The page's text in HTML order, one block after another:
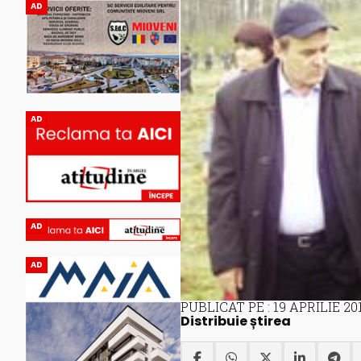
AD
AD
AD
AD
PUBLICAT PE : 19 APRILIE
Distribuie știrea